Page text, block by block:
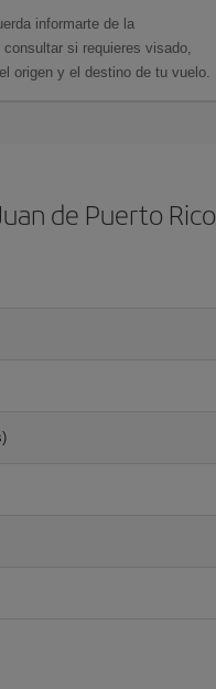
informarte de la
si requieres visado,
origen y el destino de tu vuelo.
de Puerto Rico